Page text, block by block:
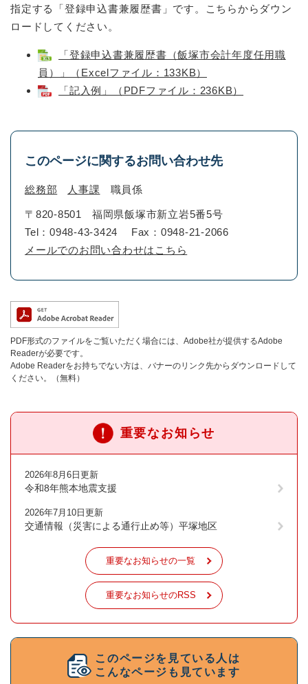
指定する「登録申込書兼履歴書」です。こちらからダウン
ロードしてください。
「登録申込書兼履歴書（飯塚市会計年度任用職
員）」（Excelファイル：133KB）
「記入例」（PDFファイル：236KB）
このページに関するお問い合わせ先
総務部 人事課 職員係
〒820-8501
福岡県飯塚市新立岩5番5号
Tel：0948-43-3424
Fax：0948-21-2066
メールでのお問い合わせはこちら
PDF形式のファイルをご覧いただく場合には、Adobe社が提供するAdobe
Readerが必要です。
Adobe Readerをお持ちでない方は、バナーのリンク先からダウンロードして
ください。（無料）
重要なお知らせ
2026年8月6日更新
令和8年熊本地震支援
2026年7月10日更新
交通情報（災害による通行止め等）平塚地区
重要なお知らせの一覧
重要なお知らせのRSS
このページを見ている人は
こんなページも見ています